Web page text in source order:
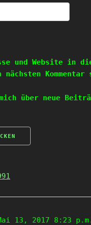
und Website in
Kommentar
über neue
13, 2017 8:23